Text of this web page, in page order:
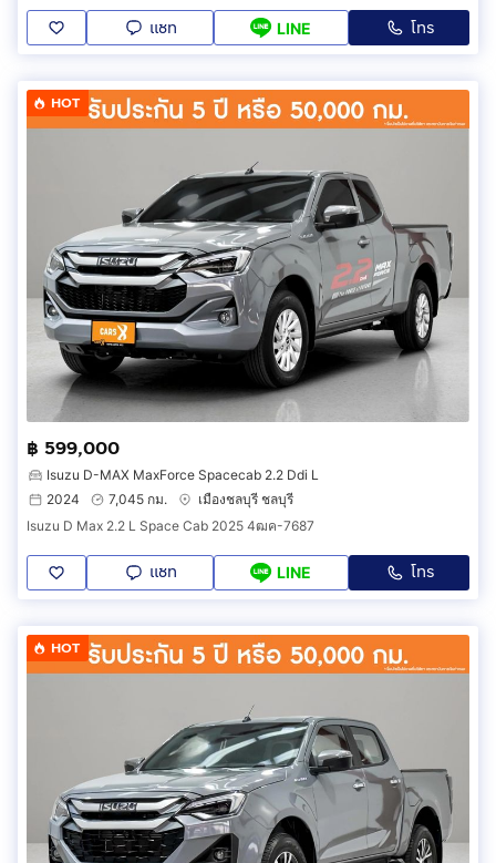
แชท LINE โทร
HOT
฿ 599,000
Isuzu D-MAX MaxForce Spacecab 2.2 Ddi L
2024
7,045 กม.
เมืองชลบุรี ชลบุรี
Isuzu D Max 2.2 L Space Cab 2025 4ฒค-7687
แชท LINE โทร
HOT